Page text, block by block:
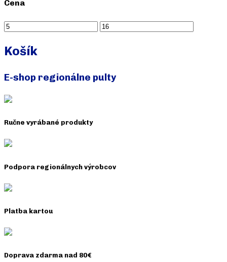
Cena
Košík
E-shop regionálne pulty
Ručne vyrábané produkty
Podpora regionálnych výrobcov
Platba kartou
Doprava zdarma nad 80€